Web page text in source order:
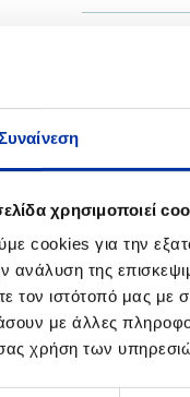
χρησιμοποιεί
cookies για την
ανάλυση της
τον ιστότοπό μας
με άλλες
χρήση των
08.11.2022
Διενέργεια
Ελευσίνας
14.10.2022
Ενημέρωση
20.09.2022